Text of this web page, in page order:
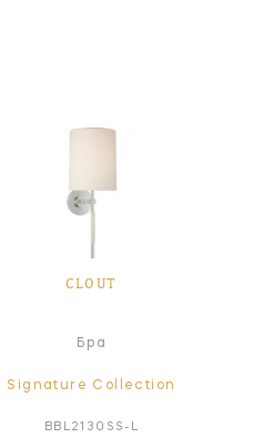
CLOUT
Бра
Signature Collection
BBL2130SS-L